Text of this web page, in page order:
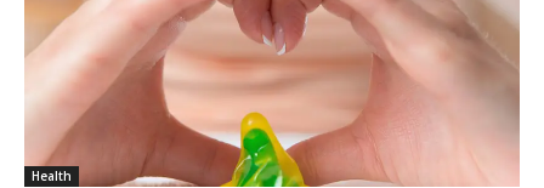
Health